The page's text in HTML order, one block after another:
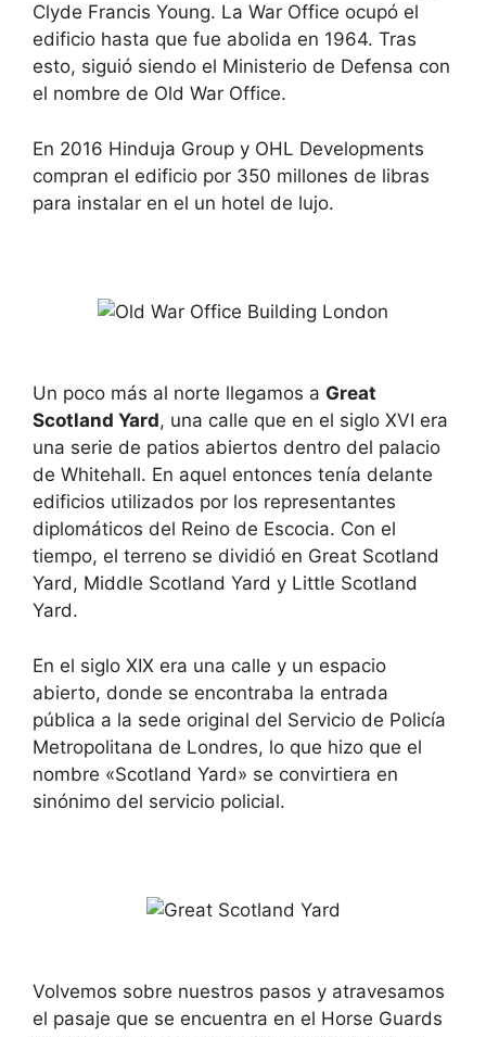
Clyde Francis Young. La War Office ocupó el
edificio hasta que fue abolida en 1964. Tras
esto, siguió siendo el Ministerio de Defensa con
el nombre de Old War Office.
En 2016 Hinduja Group y OHL Developments
compran el edificio por 350 millones de libras
para instalar en el un hotel de lujo.
Un poco más al norte llegamos a Great
Scotland Yard, una calle que en el siglo XVI era
una serie de patios abiertos dentro del palacio
de Whitehall. En aquel entonces tenía delante
edificios utilizados por los representantes
diplomáticos del Reino de Escocia. Con el
tiempo, el terreno se dividió en Great Scotland
Yard, Middle Scotland Yard y Little Scotland
Yard.
En el siglo XIX era una calle y un espacio
abierto, donde se encontraba la entrada
pública a la sede original del Servicio de Policía
Metropolitana de Londres, lo que hizo que el
nombre «Scotland Yard» se convirtiera en
sinónimo del servicio policial.
Volvemos sobre nuestros pasos y atravesamos
el pasaje que se encuentra en el Horse Guards